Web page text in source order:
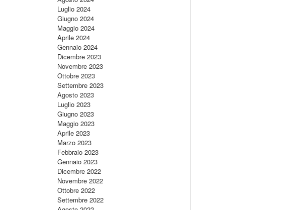
Luglio 2024
Giugno 2024
Maggio 2024
Aprile 2024
Gennaio 2024
Dicembre 2023
Novembre 2023
Ottobre 2023
Settembre 2023
Agosto 2023
Luglio 2023
Giugno 2023
Maggio 2023
Aprile 2023
Marzo 2023
Febbraio 2023
Gennaio 2023
Dicembre 2022
Novembre 2022
Ottobre 2022
Settembre 2022